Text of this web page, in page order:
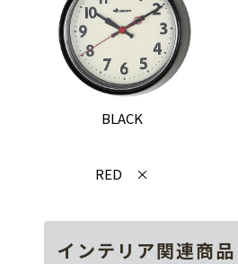
BLACK
RED ×
インテリア関連商品